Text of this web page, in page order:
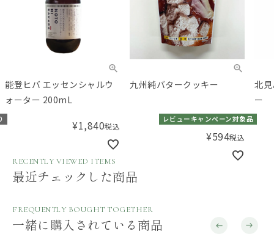
能登ヒバ エッセンシャルウ
ォーター 200mL
¥1,840税込
九州純バタークッキー
レビューキャンペーン対象品
¥594税込
北
ー
RECENTLY VIEWED ITEMS
最近チェックした商品
FREQUENTLY BOUGHT TOGETHER
一緒に購入されている商品